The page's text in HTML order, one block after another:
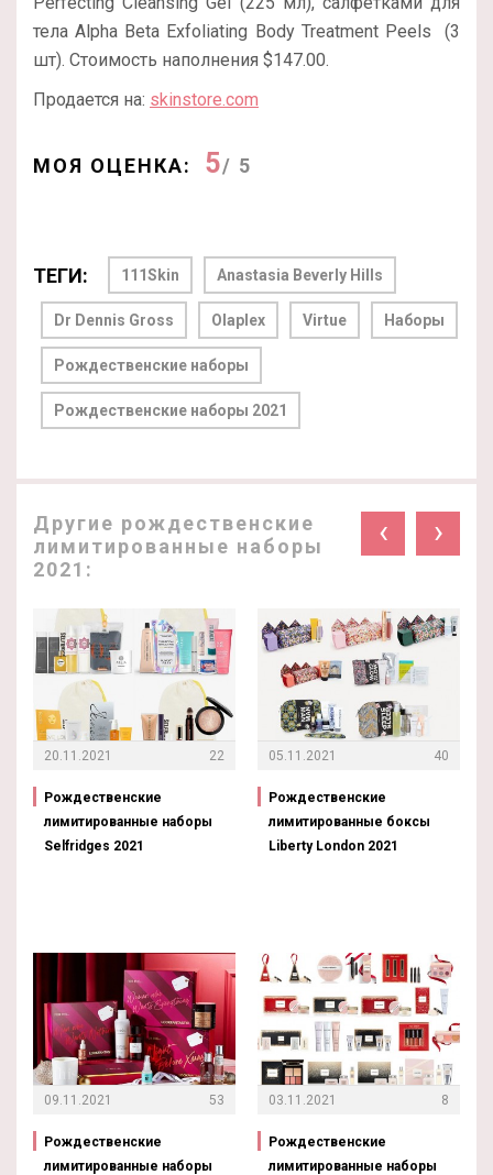
тела Alpha Beta Exfoliating Body Treatment Peels (3
шт). Стоимость наполнения $147.00.
Продается на: skinstore.com
МОЯ ОЦЕНКА: 5/ 5
ТЕГИ: 111Skin Anastasia Beverly Hills
Dr Dennis Gross Olaplex Virtue Наборы
Рождественские наборы
Рождественские наборы 2021
Другие рождественские
лимитированные наборы
2021:
‹ ›
20.11.2021 22
Рождественские
лимитированные наборы
Selfridges 2021
09.11.2021 53
Рождественские
лимитированные наборы
05.11.2021 40
Рождественские
лимитированные боксы
Liberty London 2021
03.11.2021 8
Рождественские
лимитированные наборы